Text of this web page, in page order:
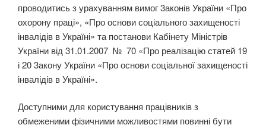
проводитись з урахуванням вимог 3аконів Украї­ни «Про
охорону праці», «Про основи соціального захищеності
інвалідів в Україні» та постанови Кабінету Міністрів
України від 31.01.2007 № 70 «Про реалізацію статей 19
і 20 3акону України «Про основи соціальної захищеності
інвалідів в Україні».
Доступними для користування працівників з
обмеженими фізичними можливостями повинні бути